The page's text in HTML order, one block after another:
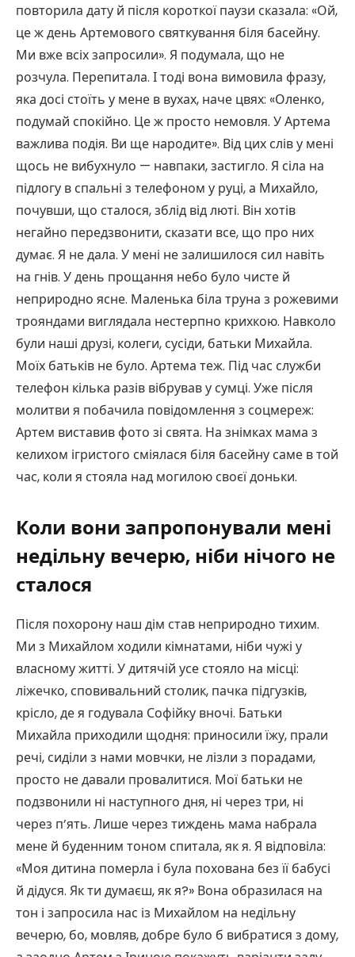
повторила дату й після короткої паузи сказала: «Ой,
це ж день Артемового святкування біля басейну.
Ми вже всіх запросили». Я подумала, що не
розчула. Перепитала. І тоді вона вимовила фразу,
яка досі стоїть у мене в вухах, наче цвях: «Оленко,
подумай спокійно. Це ж просто немовля. У Артема
важлива подія. Ви ще народите». Від цих слів у мені
щось не вибухнуло — навпаки, застигло. Я сіла на
підлогу в спальні з телефоном у руці, а Михайло,
почувши, що сталося, зблід від люті. Він хотів
негайно передзвонити, сказати все, що про них
думає. Я не дала. У мені не залишилося сил навіть
на гнів. У день прощання небо було чисте й
неприродно ясне. Маленька біла труна з рожевими
трояндами виглядала нестерпно крихкою. Навколо
були наші друзі, колеги, сусіди, батьки Михайла.
Моїх батьків не було. Артема теж. Під час служби
телефон кілька разів вібрував у сумці. Уже після
молитви я побачила повідомлення з соцмереж:
Артем виставив фото зі свята. На знімках мама з
келихом ігристого сміялася біля басейну саме в той
час, коли я стояла над могилою своєї доньки.
Коли вони запропонували мені
недільну вечерю, ніби нічого не
сталося
Після похорону наш дім став неприродно тихим.
Ми з Михайлом ходили кімнатами, ніби чужі у
власному житті. У дитячій усе стояло на місці:
ліжечко, сповивальний столик, пачка підгузків,
крісло, де я годувала Софійку вночі. Батьки
Михайла приходили щодня: приносили їжу, прали
речі, сиділи з нами мовчки, не лізли з порадами,
просто не давали провалитися. Мої батьки не
подзвонили ні наступного дня, ні через три, ні
через п’ять. Лише через тиждень мама набрала
мене й буденним тоном спитала, як я. Я відповіла:
«Моя дитина померла і була похована без її бабусі
й дідуся. Як ти думаєш, як я?» Вона образилася на
тон і запросила нас із Михайлом на недільну
вечерю, бо, мовляв, добре було б вибратися з дому,